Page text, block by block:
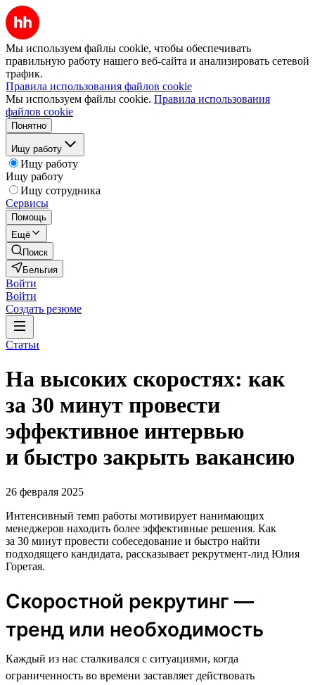
Мы используем файлы cookie, чтобы обеспечивать
правильную работу нашего веб-сайта и анализировать сетевой
трафик.
Правила использования файлов cookie
Мы используем файлы cookie. Правила использования
файлов cookie
Понятно
Ищу работу
Ищу работу
Ищу работу
Ищу сотрудника
Сервисы
Помощь
Ещё
Поиск
Бельгия
Войти
Войти
Создать резюме
Статьи
На высоких скоростях: как
за 30 минут провести
эффективное интервью
и быстро закрыть вакансию
26 февраля 2025
Интенсивный темп работы мотивирует нанимающих
менеджеров находить более эффективные решения. Как
за 30 минут провести собеседование и быстро найти
подходящего кандидата, рассказывает рекрутмент-лид Юлия
Горетая.
Скоростной рекрутинг —
тренд или необходимость
Каждый из нас сталкивался с ситуациями, когда
ограниченность во времени заставляет действовать